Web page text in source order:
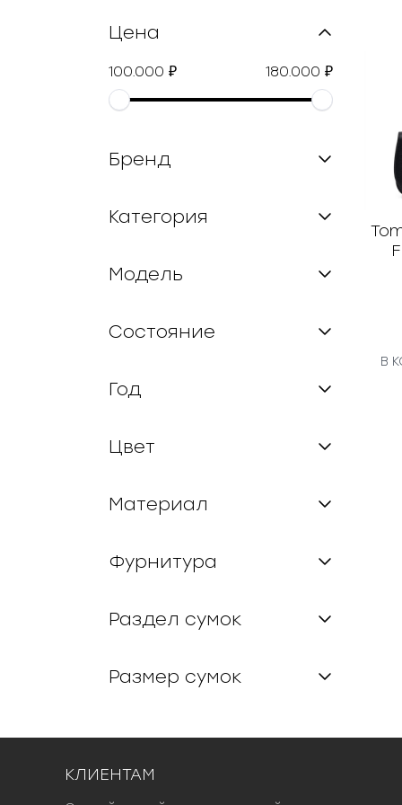
Цена
100.000 ₽ 180.000 ₽
Бренд
Категория
Модель
Состояние
Год
Цвет
Материал
Фурнитура
Раздел сумок
Размер сумок
В
КЛИЕНТАМ